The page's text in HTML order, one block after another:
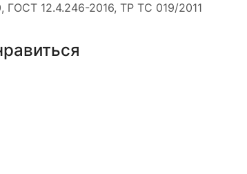
12.4.246-2016, ТР ТС 019/2011